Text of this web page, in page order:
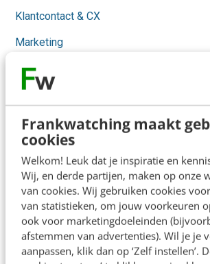
Frankwatching maakt
cookies
Welkom! Leuk dat je inspiratie en
Wij, en derde partijen, maken op onze
van cookies. Wij gebruiken cookies
van statistieken, om jouw voorkeuren
ook voor marketingdoeleinden
afstemmen van advertenties). Wil je je
aanpassen, klik dan op ‘Zelf instellen’.
Klantcontact & CX
Marketing
Social
Themanieuwsbrieven
Community
Academy
Agenda
Mastercourses
Trainingen
Opleidingen